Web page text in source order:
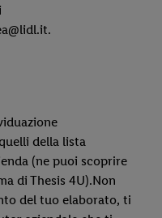
della lista
(ne puoi scoprire
di Thesis 4U).Non
del tuo elaborato, ti